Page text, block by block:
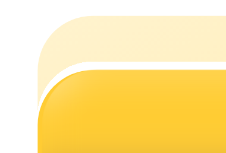
Launchpool
Гибкая ставка для заработка популярных токенов